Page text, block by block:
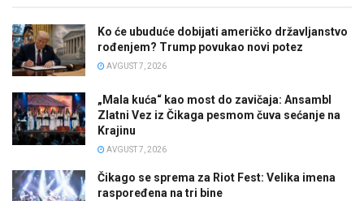
Ko će ubuduće dobijati američko državljanstvo
rođenjem? Trump povukao novi potez
AVGUST 7, 2026
„Mala kuća“ kao most do zavičaja: Ansambl
Zlatni Vez iz Čikaga pesmom čuva sećanje na
Krajinu
AVGUST 7, 2026
Čikago se sprema za Riot Fest: Velika imena
raspoređena na tri bine